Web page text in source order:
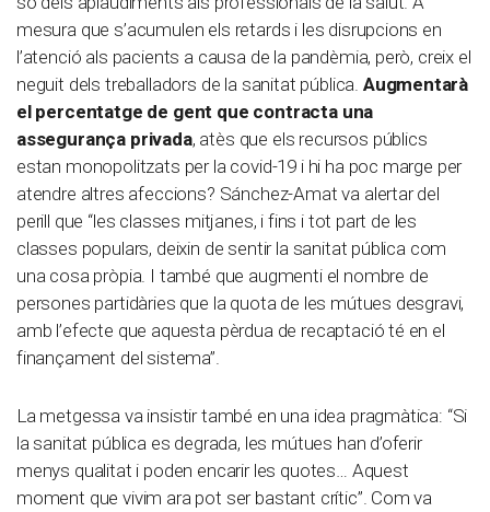
mesura que s’acumulen els retards i les disrupcions en
l’atenció als pacients a causa de la pandèmia, però, creix el
neguit dels treballadors de la sanitat pública. Augmentarà
el percentatge de gent que contracta una
assegurança privada, atès que els recursos públics
estan monopolitzats per la covid-19 i hi ha poc marge per
atendre altres afeccions? Sánchez-Amat va alertar del
perill que “les classes mitjanes, i fins i tot part de les
classes populars, deixin de sentir la sanitat pública com
una cosa pròpia. I també que augmenti el nombre de
persones partidàries que la quota de les mútues desgravi,
amb l’efecte que aquesta pèrdua de recaptació té en el
finançament del sistema”.
La metgessa va insistir també en una idea pragmàtica: “Si
la sanitat pública es degrada, les mútues han d’oferir
menys qualitat i poden encarir les quotes… Aquest
moment que vivim ara pot ser bastant crític”. Com va